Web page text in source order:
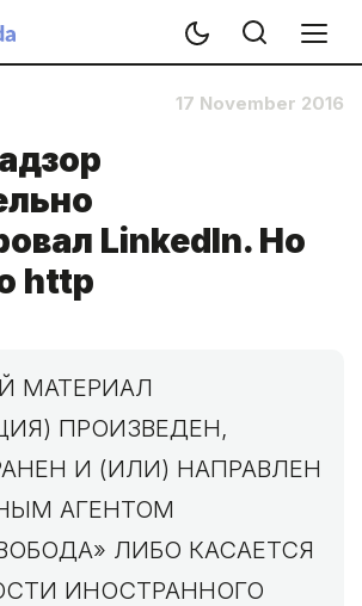
17 November 2016
LinkedIn. Но
http
МАТЕРИАЛ
ПРОИЗВЕДЕН,
И (ИЛИ) НАПРАВЛЕН
АГЕНТОМ
ЛИБО КАСАЕТСЯ
ИНОСТРАННОГО